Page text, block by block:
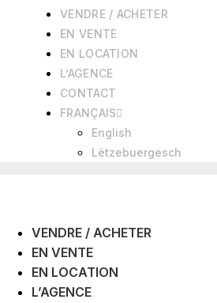
VENDRE / ACHETER
EN VENTE
EN LOCATION
L’AGENCE
CONTACT
FRANÇAIS
English
Lëtzebuergesch
VENDRE / ACHETER
EN VENTE
EN LOCATION
L’AGENCE